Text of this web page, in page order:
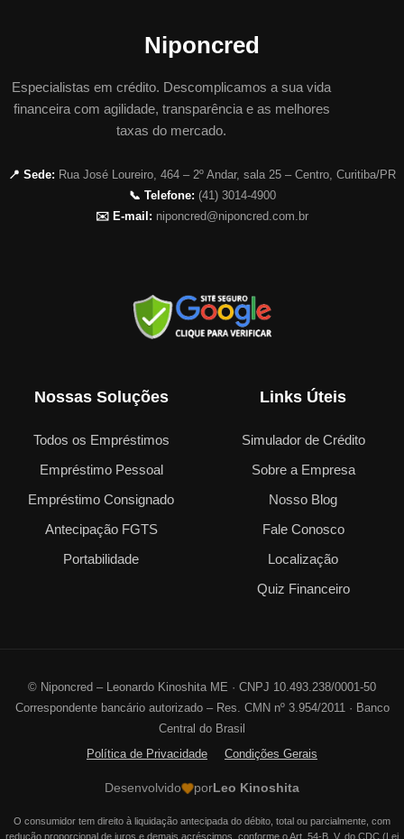
Niponcred
Especialistas em crédito. Descomplicamos a sua vida
financeira com agilidade, transparência e as melhores
taxas do mercado.
📍 Sede: Rua José Loureiro, 464 – 2º Andar, sala 25 – Centro, Curitiba/PR
📞 Telefone: (41) 3014-4900
✉️ E-mail: niponcred@niponcred.com.br
Nossas Soluções
Todos os Empréstimos
Empréstimo Pessoal
Empréstimo Consignado
Antecipação FGTS
Portabilidade
Links Úteis
Simulador de Crédito
Sobre a Empresa
Nosso Blog
Fale Conosco
Localização
Quiz Financeiro
© Niponcred – Leonardo Kinoshita ME · CNPJ 10.493.238/0001-50
Correspondente bancário autorizado – Res. CMN nº 3.954/2011 · Banco
Central do Brasil
Política de Privacidade
Condições Gerais
Desenvolvido por Leo Kinoshita
O consumidor tem direito à liquidação antecipada do débito, total ou parcialmente, com
redução proporcional de juros e demais acréscimos, conforme o Art. 54-B, V, do CDC (Lei